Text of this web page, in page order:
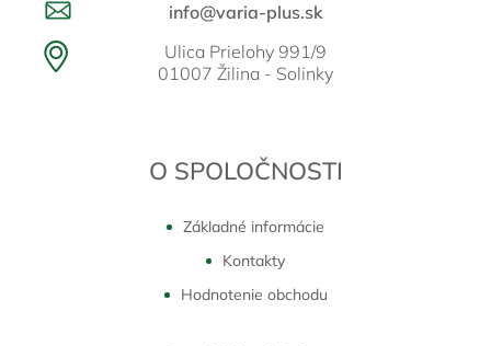
info@varia-plus.sk
Ulica Prielohy 991/9
01007 Žilina - Solinky
O SPOLOČNOSTI
Základné informácie
Kontakty
Hodnotenie obchodu